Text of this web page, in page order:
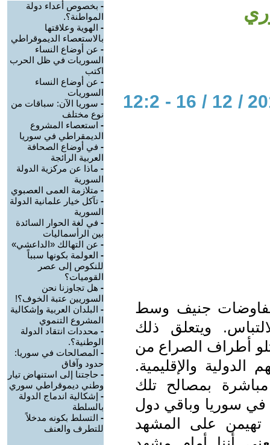
الحوار المتمدن-العدد: 5729 - 2017 / 12 / 16 - 12:2
مفاوضات جنيف وسط
ويتعلق ذلك
أطراف الصراع من
والإقليمية.
بمصالح تلك
سوريا وباقي دول
تهيمن على المشهد
- بخصوص أعداء دولة
المواطنة؟.
- الهوية وعلاقتها
بالاستعصاء الديموقراطي
- عن أوضاع النساء
السوريات في ظل الحرب
اكتب
- عن أوضاع النساء
السوريات
- سوريا الآن: سباقات من
نوع مختلف
- استعصاء المشروع
الديمقراطي في سوريا
- في أوضاع الصحافة
العربية الرائجة
- ماذا عن مركزية الدولة
السورية
- متلازمة العمى العصبوي
- تآكل خيار علمانية الدولة
السورية
- في لغة الحوار السائدة
بين الرأسماليات
- عن التهالك «الداعشي»
- العولمة بكونها سبباً
للنكوص إلى عصر
القوميات؟
- هل تجاوزنا نحن
السوريين عتبة الخوف؟!
- البلدان العربية وإشكالية
المشروع التنموي
- محددات انتقاد الدولة
الوطنية؟.
- المصالحات في سوريا:
حدود وآفاق
- حاجتنا إلى استنهاض تيار
وطني ديموقراطي سوري
- إشكالية اندماج الدولة
بالسلطة
- التسلط بكونه مدخلاً
للتطرف والعنف